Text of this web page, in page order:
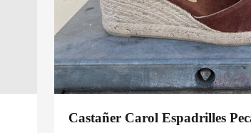
Castañer Carol Espadrilles